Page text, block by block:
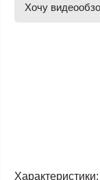
Хочу
Характеристики: